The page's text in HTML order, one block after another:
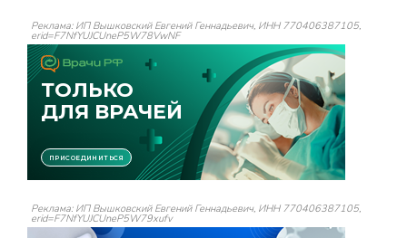
Реклама: ИП Вышковский Евгений Геннадьевич, ИНН 770406387105,
erid=F7NfYUJCUneP5W78VwNF
Реклама: ИП Вышковский Евгений Геннадьевич, ИНН 770406387105,
erid=F7NfYUJCUneP5W79xufv